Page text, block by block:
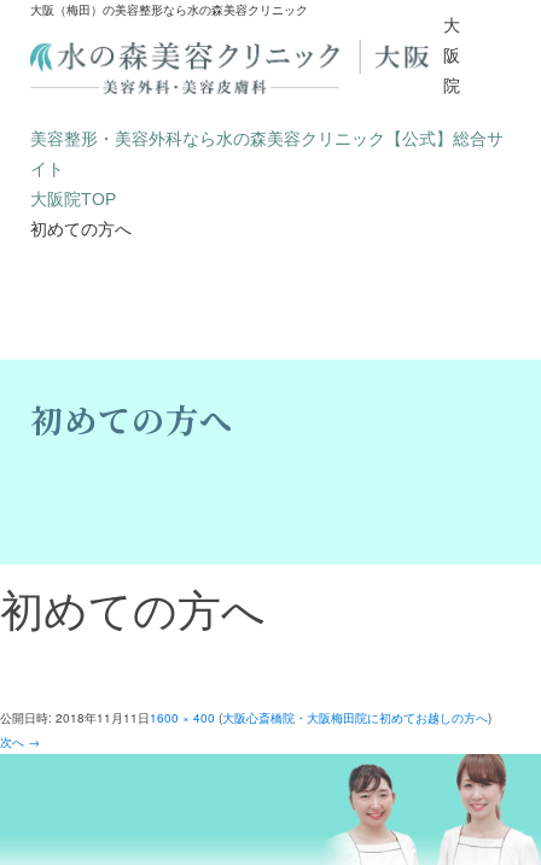
大阪（梅田）の美容整形なら水の森美容クリニック
大
阪
院
美容整形・美容外科なら水の森美容クリニック【公式】総合サ
イト
大阪院TOP
初めての方へ
初めての方へ
初めての方へ
公開日時: 2018年11月11日1600 × 400 (大阪心斎橋院・大阪梅田院に初めてお越しの方へ)
次へ →